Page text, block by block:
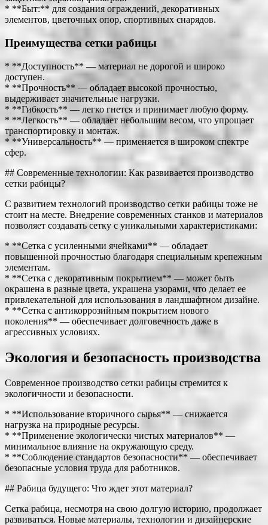
* **Быт:** для создания ограждений, декоративных
элементов, цветочных опор, спортивных снарядов.
Преимущества сетки рабицы
* **Доступность** — материал не дорогой и широко
доступен.
* **Прочность** — обладает высокой прочностью,
выдерживает значительные нагрузки.
* **Гибкость** — легко гнется и принимает любую форму.
* **Легкость** — обладает небольшим весом, что упрощает
транспортировку и монтаж.
* **Универсальность** — применяется в широком спектре
сфер.
## Современные технологии: Как развивается производство
сетки рабицы?
С развитием технологий производство сетки рабицы тоже не
стоит на месте. Внедрение современных станков и материалов
позволяет создавать сетку с уникальными характеристиками:
* **Сетка с усиленными ячейками** — обладает
повышенной прочностью благодаря специальным крепежным
элементам.
* **Сетка с декоративным покрытием** — может быть
окрашена в разные цвета, украшена узорами, что делает ее
привлекательной для использования в ландшафтном дизайне.
* **Сетка с антикоррозийным покрытием нового
поколения** — обеспечивает долговечность даже в
агрессивных условиях.
Экология и безопасность производства
Современное производство сетки рабицы стремится к
экологичности и безопасности.
* **Использование вторичного сырья** — снижается
нагрузка на природные ресурсы.
* **Применение экологически чистых материалов** —
минимальное влияние на окружающую среду.
* **Соблюдение стандартов безопасности** — обеспечивает
безопасные условия труда для работников.
## Рабица будущего: Что ждет этот материал?
Сетка рабица, несмотря на свою долгую историю, продолжает
развиваться. Новые материалы, технологии и дизайнерские